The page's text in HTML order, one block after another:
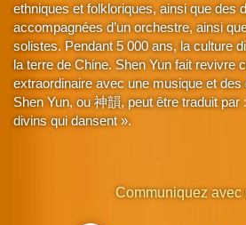
ethniques et folkloriques, ainsi que des
accompagnées d’un orchestre, ainsi
solistes. Pendant 5 000 ans, la culture
la terre de Chine. Shen Yun fait revivre
extraordinaire avec une musique et
Shen Yun, ou 神韻, peut être traduit
divins qui dansent ».
Communiquez avec